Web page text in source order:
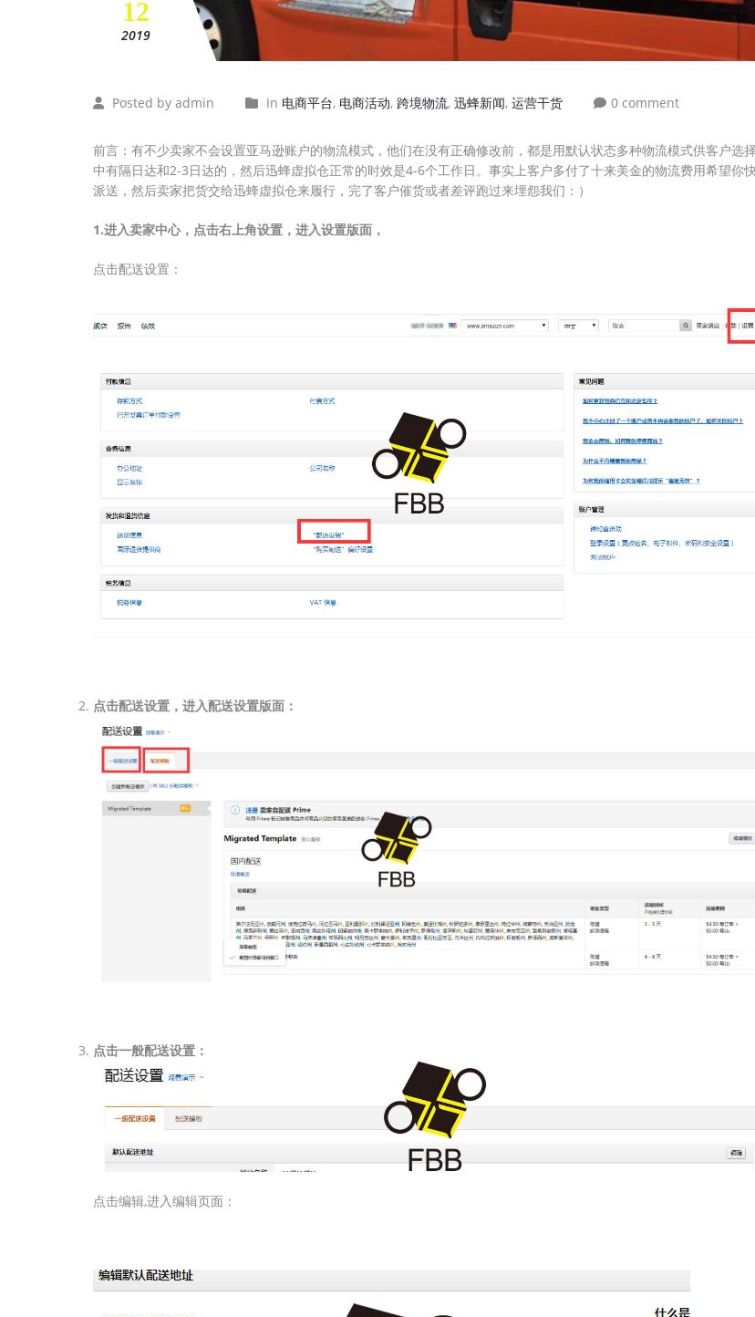
12
2019
Posted by admin In 电商平台, 电商活动, 跨境物流, 迅蜂新闻, 运营干货 0 comment
前言：有不少卖家不会设置亚马逊账户的物流模式，他们在没有正确修改前，都是用默认状态多种物流模式供客户选
中有隔日达和2-3日达的，然后迅蜂虚拟仓正常的时效是4-6个工作日。事实上客户多付了十来美金的物流费用希望你
派送，然后卖家把货交给迅蜂虚拟仓来履行，完了客户催货或者差评跑过来埋怨我们：）
1.进入卖家中心，点击右上角设置，进入设置版面，
点击配送设置：
点击配送设置，进入配送设置版面：
点击一般配送设置：
点击编辑,进入编辑页面：